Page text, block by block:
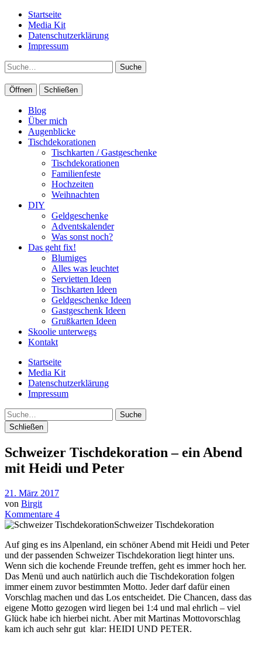
Startseite
Media Kit
Datenschutzerklärung
Impressum
Suche
Öffnen Schließen
Blog
Über mich
Augenblicke
Tischdekorationen
Tischkarten / Gastgeschenke
Tischdekorationen
Familienfeste
Hochzeiten
Weihnachten
DIY
Geldgeschenke
Adventskalender
Was sonst noch?
Das geht fix!
Blumiges
Alles was leuchtet
Servietten Ideen
Tischkarten Ideen
Geldgeschenke Ideen
Gastgeschenk Ideen
Grußkarten Ideen
Skoolie unterwegs
Kontakt
Startseite
Media Kit
Datenschutzerklärung
Impressum
Suche
Schließen
Schweizer Tischdekoration – ein Abend
mit Heidi und Peter
21. März 2017
von Birgit
Kommentare 4
Schweizer Tischdekoration
Auf ging es ins Alpenland, ein schöner Abend mit Heidi und Peter
und der passenden Schweizer Tischdekoration liegt hinter uns.
Wenn sich die kochende Freunde treffen, geht es immer hoch her.
Das Menü und auch natürlich auch die Tischdekoration folgen
immer einem zuvor bestimmten Motto. Jeder darf dafür einen
Vorschlag machen und das Los entscheidet. Die Chancen, dass das
eigene Motto gezogen wird liegen bei 1:4 und mal ehrlich – viel
Glück habe ich hierbei nicht. Aber mit Martinas Mottovorschlag
kam ich auch sehr gut klar: HEIDI UND PETER.